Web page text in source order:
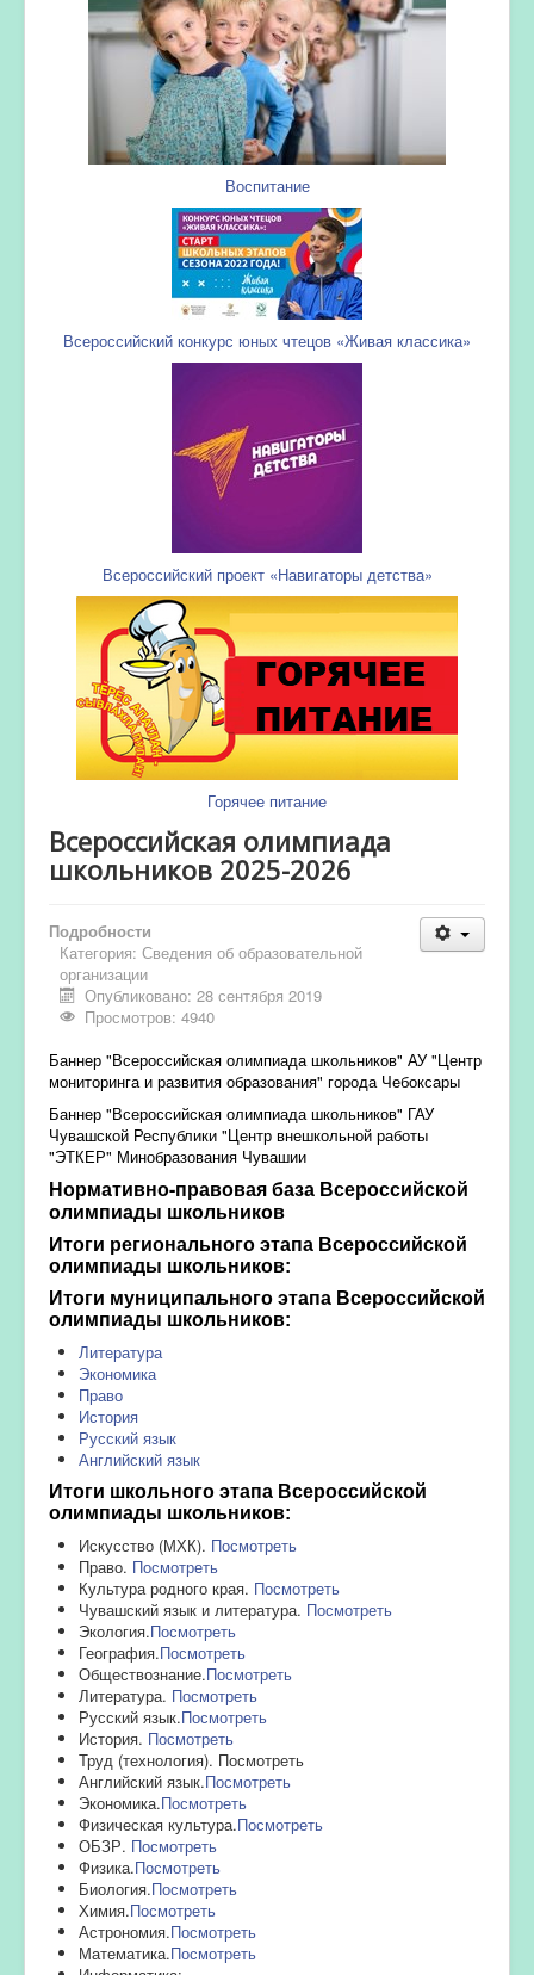
Воспитание
Всероссийский конкурс юных чтецов «Живая классика»
Всероссийский проект «Навигаторы детства»
Горячее питание
Всероссийская олимпиада
школьников 2025-2026
Подробности
Категория: Сведения об образовательной
организации
Опубликовано: 28 сентября 2019
Просмотров: 4940
Баннер "Всероссийская олимпиада школьников" АУ "Центр
мониторинга и развития образования" города Чебоксары
Баннер "Всероссийская олимпиада школьников" ГАУ
Чувашской Республики "Центр внешкольной работы
"ЭТКЕР" Минобразования Чувашии
Нормативно-правовая база Всероссийской
олимпиады школьников
Итоги регионального этапа Всероссийской
олимпиады школьников:
Итоги муниципального этапа Всероссийской
олимпиады школьников:
Литература
Экономика
Право
История
Русский язык
Английский язык
Итоги школьного этапа Всероссийской
олимпиады школьников:
Искусство (МХК). Посмотреть
Право. Посмотреть
Культура родного края. Посмотреть
Чувашский язык и литература. Посмотреть
Экология.Посмотреть
География.Посмотреть
Обществознание.Посмотреть
Литература. Посмотреть
Русский язык.Посмотреть
История. Посмотреть
Труд (технология). Посмотреть
Английский язык.Посмотреть
Экономика.Посмотреть
Физическая культура.Посмотреть
ОБЗР. Посмотреть
Физика.Посмотреть
Биология.Посмотреть
Химия.Посмотреть
Астрономия.Посмотреть
Математика.Посмотреть